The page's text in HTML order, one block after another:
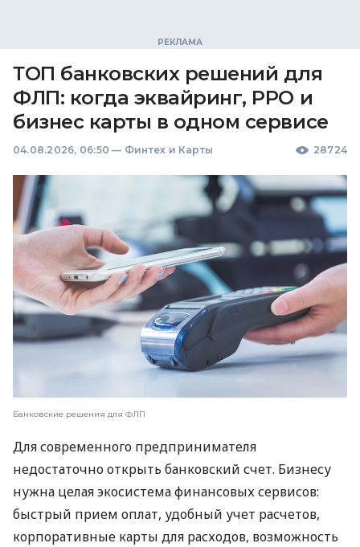
ТОП банковских решений для
ФЛП: когда эквайринг, РРО и
бизнес карты в одном сервисе
04.08.2026, 06:50 — Финтех и Карты 28724
Банковские решения для ФЛП
Для современного предпринимателя
недостаточно открыть банковский счет. Бизнесу
нужна целая экосистема финансовых сервисов:
быстрый прием оплат, удобный учет расчетов,
корпоративные карты для расходов, возможность